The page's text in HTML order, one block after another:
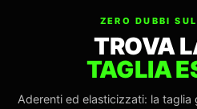
ZERO DUBBI
TROVA
TAGLIA
Aderenti ed elasticizzati: la